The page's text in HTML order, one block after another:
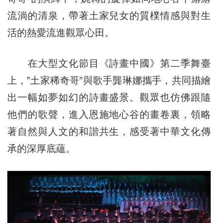
流淌的清泉，帶著土家兒女的質樸情感與對生
活的熱愛流進觀眾心田。
在大型文化節目《詩畫中國》第二季舞臺
上，”土家稀奇哥”與歌手龔琳娜攜手，共同描繪
出一幅如夢如幻的詩畫盛景。觀眾也仿佛跟隨
他們的歌聲，進入恩施地心谷的畫卷裏，領略
著自然與人文的和諧共生，感受著中華文化傳
承的深厚底蘊。